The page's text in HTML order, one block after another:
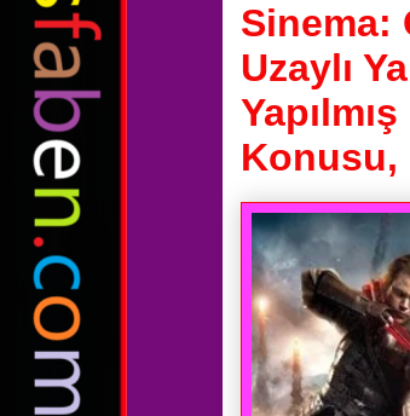
Sinema:
Uzaylı
Konusu,